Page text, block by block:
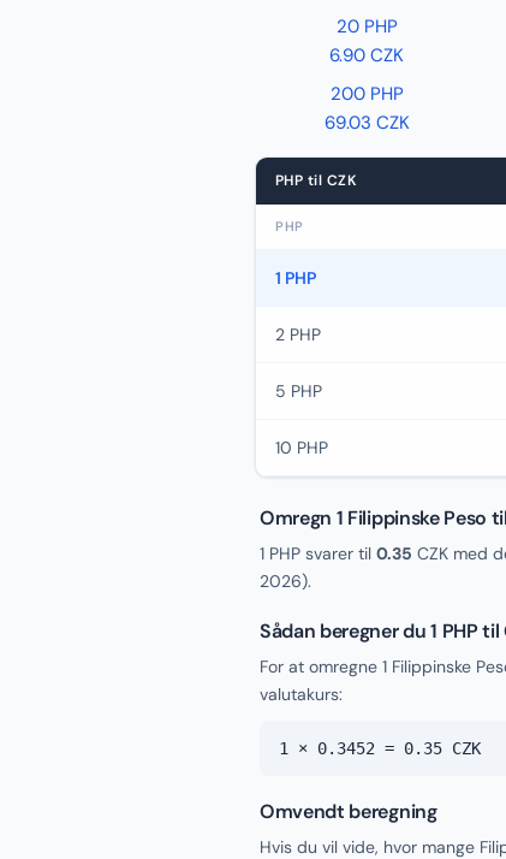
20 PHP
6.90 CZK
200 PHP
69.03 CZK
PHP til CZK
PHP
1 PHP
2 PHP
5 PHP
10 PHP
Omregn 1 Filippinske Peso
1 PHP svarer til 0.35 CZK med
2026).
Sådan beregner du 1 PHP til
For at omregne 1 Filippinske
valutakurs:
1 × 0.3452 = 0.35 CZK
Omvendt beregning
Hvis du vil vide, hvor mange